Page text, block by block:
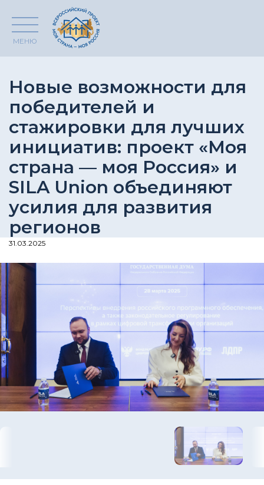
МЕНЮ
Новые возможности для
победителей и
стажировки для лучших
инициатив: проект «Моя
страна — моя Россия» и
SILA Union объединяют
усилия для развития
регионов
31.03.2025